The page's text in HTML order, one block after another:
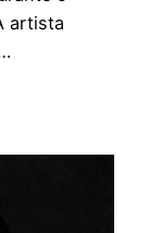
artista